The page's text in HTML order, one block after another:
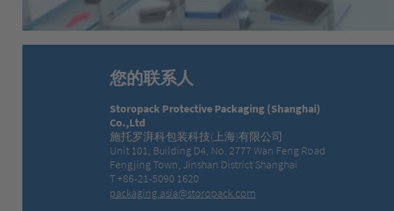
您的联系人
Storopack Protective Packaging (Shanghai)
Co.,Ltd
施托罗湃科包装科技(上海)有限公司
Unit 101, Building D4, No. 2777 Wan Feng Road
Fengjing Town, Jinshan District Shanghai
T +86-21-5090 1620
packaging.asia@storopack.com